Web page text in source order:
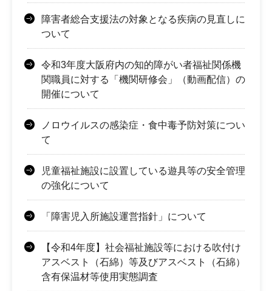
障害者総合支援法の対象となる疾病の見直しに
ついて
令和3年度大阪府内の知的障がい者福祉関係機
関職員に対する「機関研修会」（動画配信）の
開催について
ノロウイルスの感染症・食中毒予防対策につい
て
児童福祉施設に設置している遊具等の安全管理
の強化について
「障害児入所施設運営指針」について
【令和4年度】社会福祉施設等における吹付け
アスベスト（石綿）等及びアスベスト（石綿）
含有保温材等使用実態調査